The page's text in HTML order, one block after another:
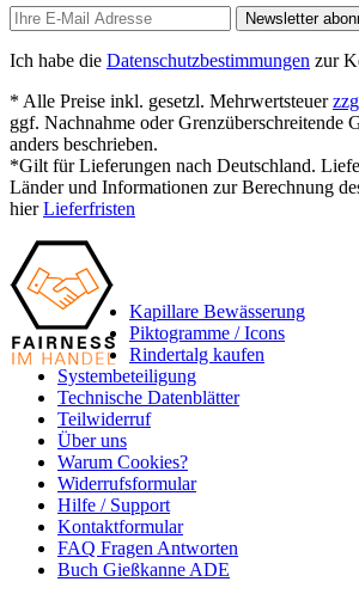
Newsletter
Ich habe die Datenschutzbestimmungen zur
* Alle Preise inkl. gesetzl. Mehrwertsteuer
ggf. Nachnahme oder Grenzüberschreitende
anders beschrieben.
*Gilt für Lieferungen nach Deutschland.
Länder und Informationen zur Berechnung
hierLieferfristen
Kapillare Bewässerung
Piktogramme / Icons
Rindertalg kaufen
Systembeteiligung
Technische Datenblätter
Teilwiderruf
Über uns
Warum Cookies?
Widerrufsformular
Hilfe / Support
Kontaktformular
FAQ Fragen Antworten
Buch Gießkanne ADE